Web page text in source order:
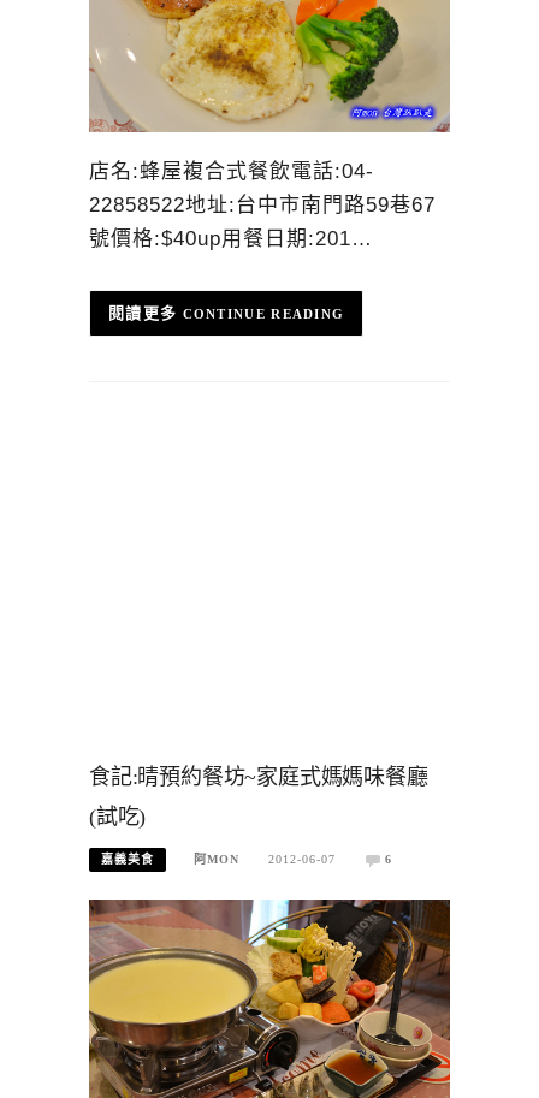
店名:蜂屋複合式餐飲電話:04-
22858522地址:台中市南門路59巷67
號價格:$40up用餐日期:201…
CONTINUE READING
食記:晴預約餐坊~家庭式媽媽味餐廳
(試吃)
嘉義美食 阿MON 2012-06-07 6